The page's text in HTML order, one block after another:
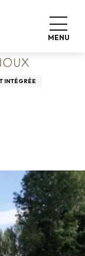
MENU
Campings
INTÉGRÉE